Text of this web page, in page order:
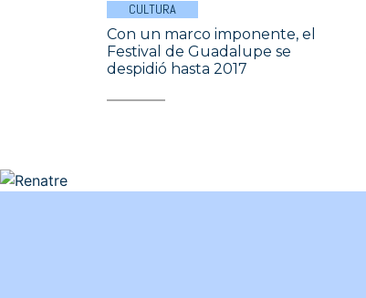
CULTURA
Con un marco imponente, el
Festival de Guadalupe se
despidió hasta 2017